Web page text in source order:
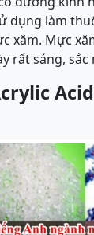
dụng làm
xăm. Mực
rất sáng, sắc